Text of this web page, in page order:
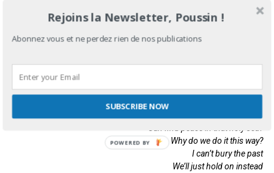
I’ll be your woman
Yes I will
Ash I am, to ash I’ll always be
Why do we do it this way?
I can’t bury the past
We’ll just hold on instead
Rejoins la Newsletter, Poussin !
Abonnez vous et ne perdez rien de nos publications
SUBSCRIBE NOW